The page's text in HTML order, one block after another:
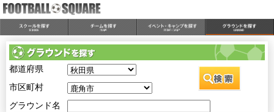
都道府県
市区町村
グラウンド名